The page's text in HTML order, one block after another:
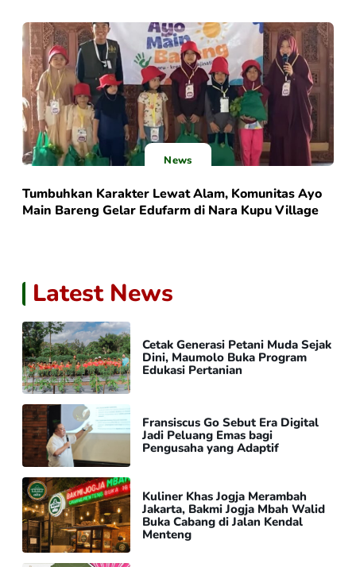
News
Tumbuhkan Karakter Lewat Alam, Komunitas Ayo
Main Bareng Gelar Edufarm di Nara Kupu Village
Latest News
Cetak Generasi Petani Muda Sejak
Dini, Maumolo Buka Program
Edukasi Pertanian
Fransiscus Go Sebut Era Digital
Jadi Peluang Emas bagi
Pengusaha yang Adaptif
Kuliner Khas Jogja Merambah
Jakarta, Bakmi Jogja Mbah Walid
Buka Cabang di Jalan Kendal
Menteng